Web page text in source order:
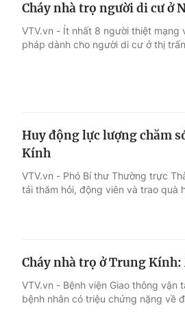
Cháy nhà trọ người di cư ở
VTV.vn - Ít nhất 8 người thiệt
pháp dành cho người di cư ở thị
Huy động lực lượng chăm
Kính
VTV.vn - Phó Bí thư Thường trực
tải thăm hỏi, động viên và trao quà
Cháy nhà trọ ở Trung
VTV.vn - Bệnh viện Giao thông
bệnh nhân có triệu chứng nặng về